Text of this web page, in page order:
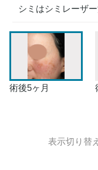
シミはシミレーザ
術後5ヶ月
表示切り替え